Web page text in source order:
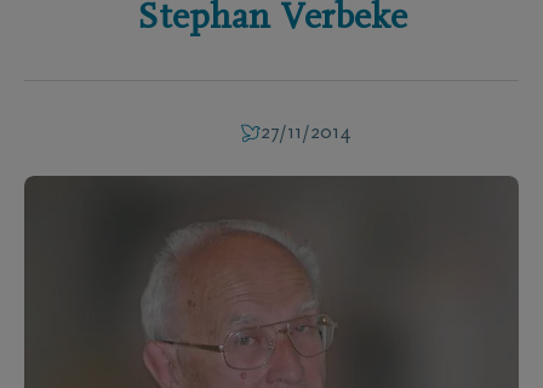
Stephan Verbeke
27/11/2014